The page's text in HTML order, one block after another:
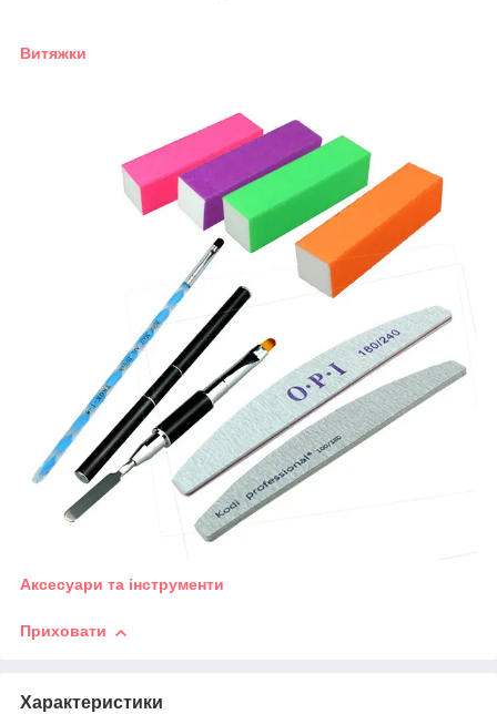
Витяжки
Аксесуари та інструменти
Приховати
Характеристики